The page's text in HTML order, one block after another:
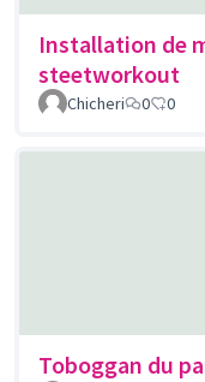
Installation de
steetworkout
Chicheri 0 0
Toboggan du